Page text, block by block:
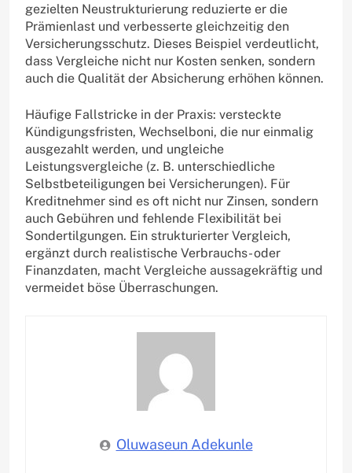
gezielten Neustrukturierung reduzierte er die
Prämienlast und verbesserte gleichzeitig den
Versicherungsschutz. Dieses Beispiel verdeutlicht,
dass Vergleiche nicht nur Kosten senken, sondern
auch die Qualität der Absicherung erhöhen können.
Häufige Fallstricke in der Praxis: versteckte
Kündigungsfristen, Wechselboni, die nur einmalig
ausgezahlt werden, und ungleiche
Leistungsvergleiche (z. B. unterschiedliche
Selbstbeteiligungen bei Versicherungen). Für
Kreditnehmer sind es oft nicht nur Zinsen, sondern
auch Gebühren und fehlende Flexibilität bei
Sondertilgungen. Ein strukturierter Vergleich,
ergänzt durch realistische Verbrauchs- oder
Finanzdaten, macht Vergleiche aussagekräftig und
vermeidet böse Überraschungen.
Oluwaseun Adekunle